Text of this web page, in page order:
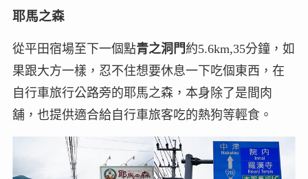
耶馬之森
從平田宿場至下一個點青之洞門 約5.6km,35分鐘，如
果跟大方一樣，忍不住想要休息一下吃個東西，在
自行車旅行公路旁的耶馬之森，本身除了是間肉
舖，也提供適合給自行車旅客吃的熱狗等輕食。